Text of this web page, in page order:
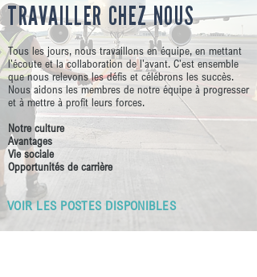
TRAVAILLER CHEZ NOUS
Tous les jours, nous travaillons en équipe, en mettant
l'écoute et la collaboration de l'avant. C'est ensemble
que nous relevons les défis et célébrons les succès.
Nous aidons les membres de notre équipe à progresser
et à mettre à profit leurs forces.
Notre culture
Avantages
Vie sociale
Opportunités de carrière
VOIR LES POSTES DISPONIBLES